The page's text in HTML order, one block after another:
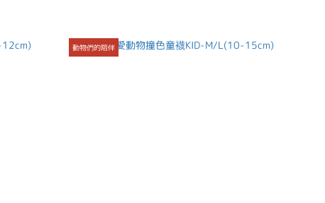
動物們的陪伴